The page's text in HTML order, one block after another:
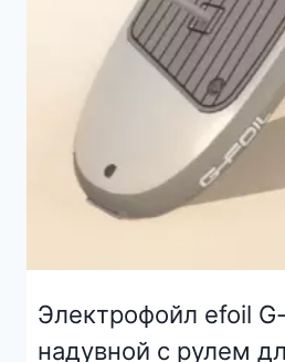
Электрофойл efoil
надувной с рулем